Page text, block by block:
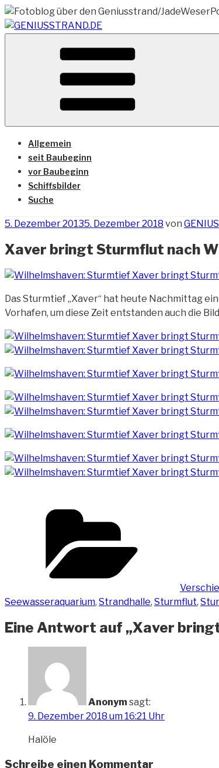
Zum
Inhalt
springen
Vom Geniusstrand zum JadeWeserPort/
Allgemein
seit Baubeginn
vor Baubeginn
Schiffsbilder
Suche
Veröffentlicht
5. Dezember 20135. Dezember 2018 von
Xaver bringt Sturmflut nach
Das Sturmtief „Xaver“ hat heute Nachmittag
Vorhafen, um diese Zeit entstanden auch die
Seewasseraquarium, Strandhalle, Sturmflut,
Eine Antwort auf „Xaver
Anonymsagt:
9. Dezember 2018 um 16:21 Uhr
Halöle
Schreibe einen Kommentar